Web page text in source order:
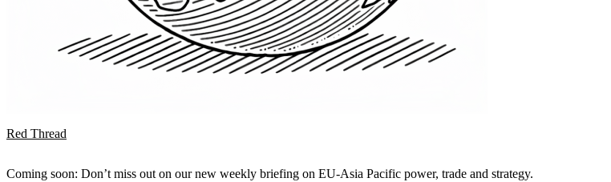
Red Thread
Coming soon: Don’t miss out on our new weekly briefing on EU-Asia Pacific power, trade and strategy.